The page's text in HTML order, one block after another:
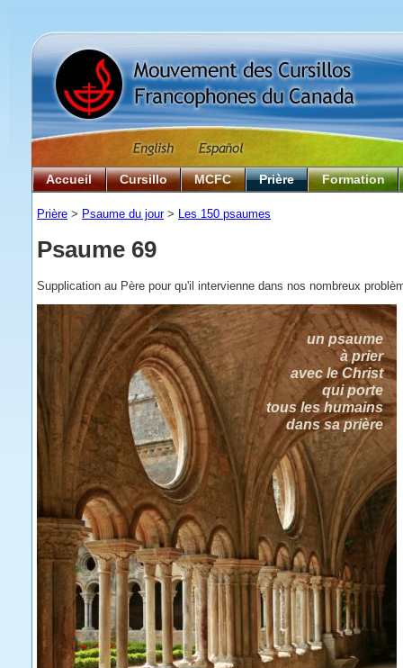
Accueil Cursillo MCFC Prière Formation
Prière > Psaume du jour> Les 150 psaumes
Psaume 69
Supplication au Père pour qu'il intervienne dans nos nombreux
un psaume
à prier
avec le Christ
qui porte
tous les humains
dans sa prière